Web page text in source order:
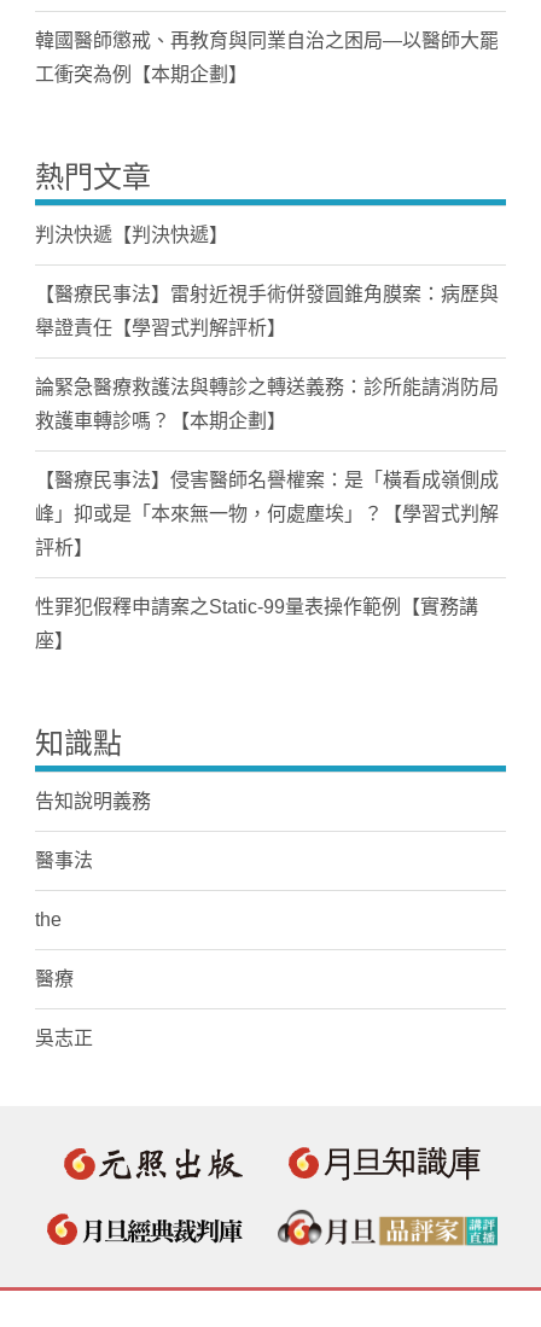
韓國醫師懲戒、再教育與同業自治之困局—以醫師大罷
工衝突為例【本期企劃】
熱門文章
判決快遞【判決快遞】
【醫療民事法】雷射近視手術併發圓錐角膜案：病歷與
舉證責任【學習式判解評析】
論緊急醫療救護法與轉診之轉送義務：診所能請消防局
救護車轉診嗎？【本期企劃】
【醫療民事法】侵害醫師名譽權案：是「橫看成嶺側成
峰」抑或是「本來無一物，何處塵埃」？【學習式判解
評析】
性罪犯假釋申請案之Static-99量表操作範例【實務講
座】
知識點
告知說明義務
醫事法
the
醫療
吳志正